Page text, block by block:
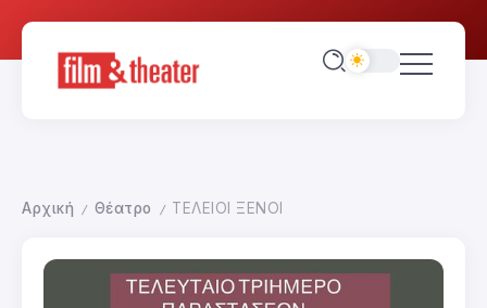
Αρχική / Θέατρο / ΤΕΛΕΙΟΙ ΞΕΝΟΙ